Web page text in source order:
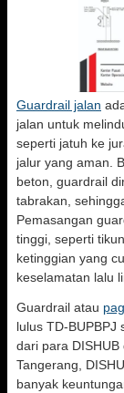
Guardrail jalan
jalan untuk
seperti jatuh ke
jalur yang aman.
beton, guardrail
tabrakan,
Pemasangan
tinggi, seperti
ketinggian yang
keselamatan lalu
Guardrail atau
lulus TD-BUPBPJ
dari para DISHUB
Tangerang,
banyak